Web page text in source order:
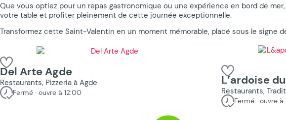
Que vous optiez pour un repas gastronomique ou une expérience en bord de
votre table et profiter pleinement de cette journée exceptionnelle.
Transformez cette Saint-Valentin en un moment mémorable, placé sous le signe
Del Arte Agde
Restaurants, Pizzeria à Agde
Fermé · ouvre à 12:00
L’ardoise
Restaurants,
Fermé · ouvre à